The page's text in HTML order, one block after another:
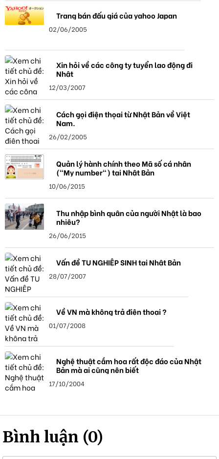
Trang bán đấu giá của yahoo Japan
02/06/2005
Xin hỏi về các công ty tuyển lao động đi
Nhật
12/03/2007
Cách gọi điện thọai từ Nhật Bản về Việt
Nam.
26/02/2005
Quản lý hành chính theo Mã số cá nhân
("My number") tại Nhật Bản
10/06/2015
Thu nhập bình quân của người Nhật là bao
nhiêu?
26/06/2015
Vấn đề TU NGHIỆP SINH tại Nhật Bản
28/07/2007
Về VN mà không trả điện thoại ?
01/07/2008
Nghệ thuật cắm hoa rất độc đáo của Nhật
Bản mà ai cũng nên biết
17/10/2004
Bình luận (0)